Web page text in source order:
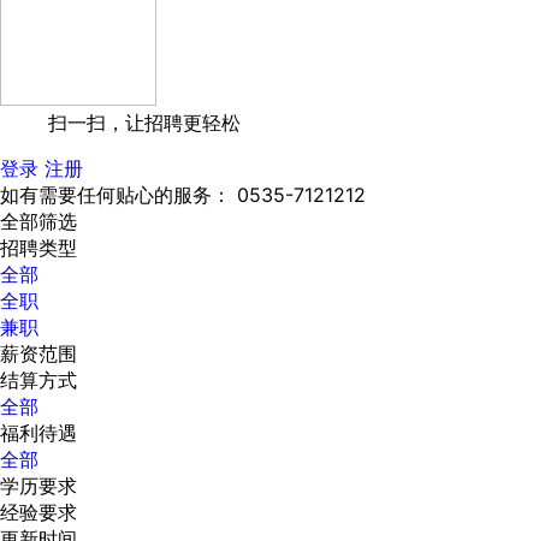
扫一扫，让招聘更轻松
登录 注册
如有需要任何贴心的服务： 0535-7121212
全部筛选
招聘类型
全部
全职
兼职
薪资范围
结算方式
全部
福利待遇
全部
学历要求
经验要求